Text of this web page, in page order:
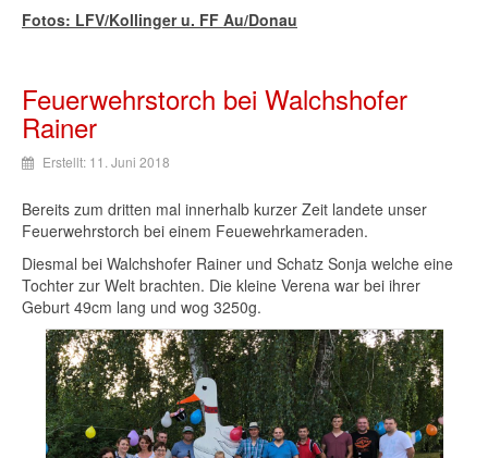
Fotos: LFV/Kollinger u. FF Au/Donau
Feuerwehrstorch bei Walchshofer
Rainer
Erstellt: 11. Juni 2018
Bereits zum dritten mal innerhalb kurzer Zeit landete unser
Feuerwehrstorch bei einem Feuewehrkameraden.
Diesmal bei Walchshofer Rainer und Schatz Sonja welche eine
Tochter zur Welt brachten. Die kleine Verena war bei ihrer
Geburt 49cm lang und wog 3250g.